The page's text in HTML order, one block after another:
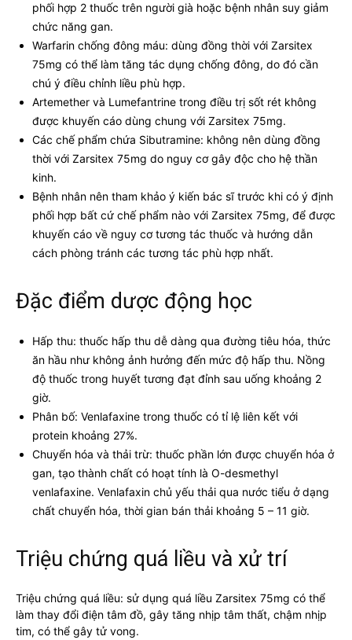
phối hợp 2 thuốc trên người già hoặc bệnh nhân suy giảm
chức năng gan.
Warfarin chống đông máu: dùng đồng thời với Zarsitex
75mg có thể làm tăng tác dụng chống đông, do đó cần
chú ý điều chỉnh liều phù hợp.
Artemether và Lumefantrine trong điều trị sốt rét không
được khuyến cáo dùng chung với Zarsitex 75mg.
Các chế phẩm chứa Sibutramine: không nên dùng đồng
thời với Zarsitex 75mg do nguy cơ gây độc cho hệ thần
kinh.
Bệnh nhân nên tham khảo ý kiến bác sĩ trước khi có ý định
phối hợp bất cứ chế phẩm nào với Zarsitex 75mg, để được
khuyến cáo về nguy cơ tương tác thuốc và hướng dẫn
cách phòng tránh các tương tác phù hợp nhất.
Đặc điểm dược động học
Hấp thu: thuốc hấp thu dễ dàng qua đường tiêu hóa, thức
ăn hầu như không ảnh hưởng đến mức độ hấp thu. Nồng
độ thuốc trong huyết tương đạt đỉnh sau uống khoảng 2
giờ.
Phân bố: Venlafaxine trong thuốc có tỉ lệ liên kết với
protein khoảng 27%.
Chuyển hóa và thải trừ: thuốc phần lớn được chuyển hóa ở
gan, tạo thành chất có hoạt tính là O-desmethyl
venlafaxine. Venlafaxin chủ yếu thải qua nước tiểu ở dạng
chất chuyển hóa, thời gian bán thải khoảng 5 – 11 giờ.
Triệu chứng quá liều và xử trí
Triệu chứng quá liều: sử dụng quá liều Zarsitex 75mg có thể
làm thay đổi điện tâm đồ, gây tăng nhịp tâm thất, chậm nhịp
tim, có thể gây tử vong.